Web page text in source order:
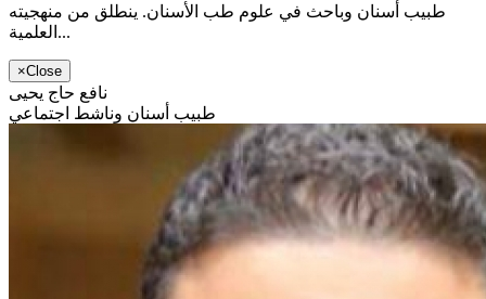
طبيب أسنان وباحث في علوم طب الأسنان. ينطلق من منهجيته
العلمية...
×Close
نافع حاج يحيى
طبيب أسنان وناشط اجتماعي